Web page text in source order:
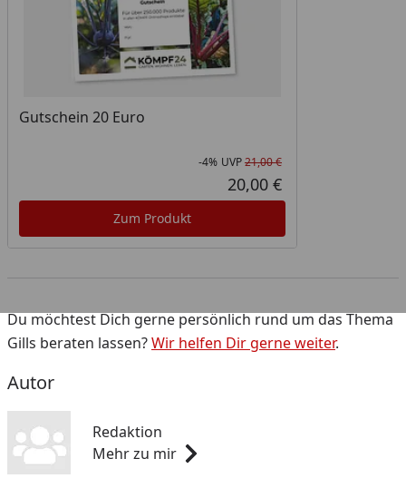
Gutschein 20 Euro
Rabatt in Prozent
-4%
Ursprünglicher
UVP21,00 €
Aktueller Preis
20,00 €
Zum Produkt
Du möchtest Dich gerne persönlich rund um das Thema
Gills beraten lassen?Wir helfen Dir gerne weiter.
Autor
Redaktion
Mehr zu mir